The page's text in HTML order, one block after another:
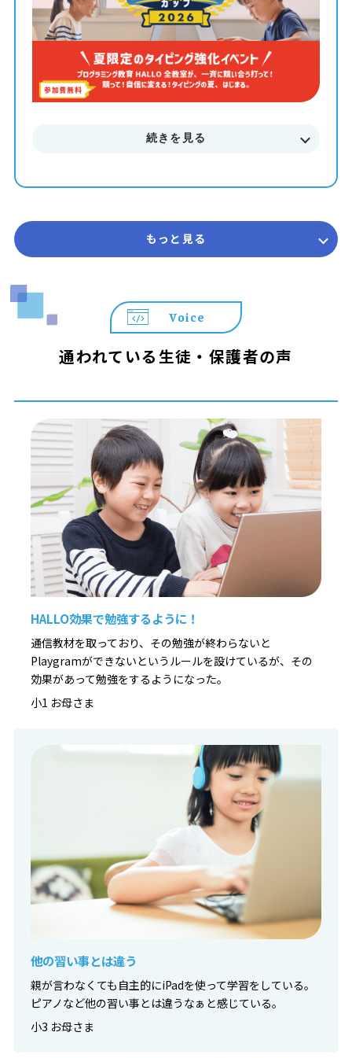
・形式： オンライン（Zoom）
・期間： 7/28(火) ～ 7/31(金)
・時間： 毎朝 7:00 / 8:00 / 9:00（各回30分・定員制）
【Stage 2：挑戦】タイピングコンテスト
・形式： オンライン タイムアタック
※期間中、何度でもチャレンジ可能！
下記のURLよりお申し込みください！
▼ お申込み・詳細はこちら
https://www.hallo.jp/fs/lp/typingchallengecup/
続きを見る
もっと見る
Voice
通われている生徒・保護者の声
HALLO効果で勉強するように！
通信教材を取っており、その勉強が終わらないと
Playgramができないというルールを設けているが、その
効果があって勉強をするようになった。
小1 お母さま
他の習い事とは違う
親が言わなくても自主的にiPadを使って学習をしている。
ピアノなど他の習い事とは違うなぁと感じている。
小3 お母さま